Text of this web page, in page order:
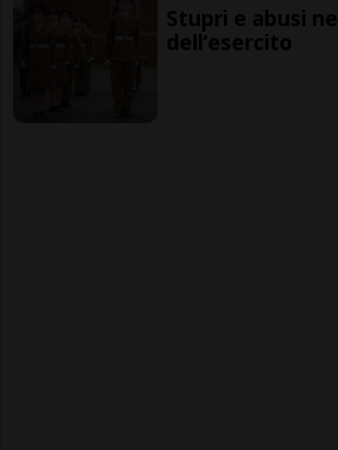
Stupri e abusi
dell’esercito